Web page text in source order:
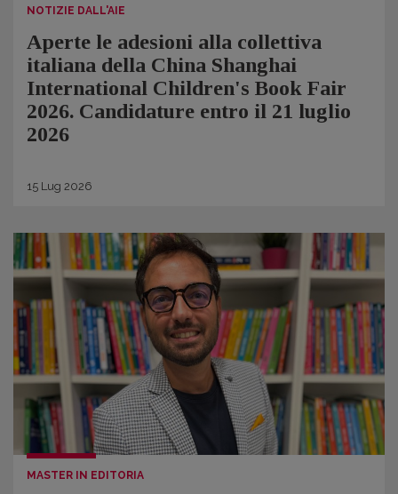
NOTIZIE DALL'AIE
Aperte le adesioni alla collettiva
italiana della China Shanghai
International Children's Book Fair
2026. Candidature entro il 21 luglio
2026
15 Lug 2026
MASTER IN EDITORIA